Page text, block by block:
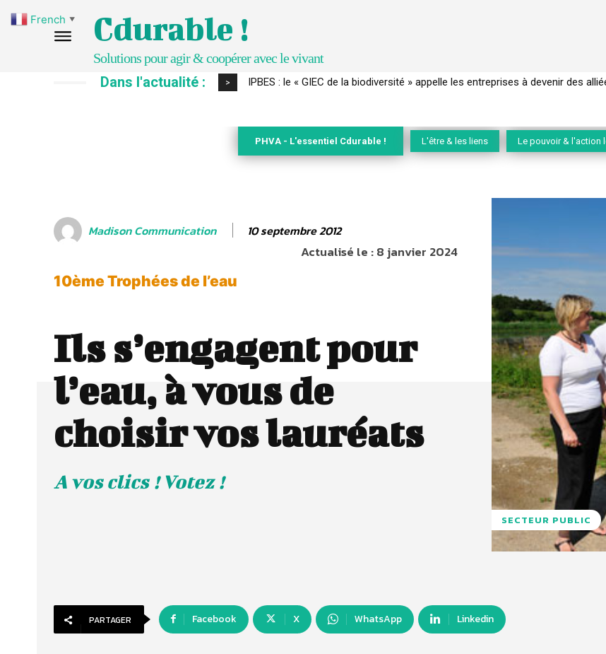
Cdurable !
Solutions pour agir & coopérer avec le vivant
Dans l'actualité : > IPBES : le « GIEC de la biodiversité » appelle les entreprises à devenir des alliées
Comment le sol français a perdu sa mémoire hydrique et déréglé tout le
PHVA - L'essentiel Cdurable ! L'être & les liens Le pouvoir & l'action
Madison Communication 10 septembre 2012
Actualisé le :8 janvier 2024
10ème Trophées de l’eau
Ils s’engagent pour
l’eau, à vous de
choisir vos lauréats
A vos clics ! Votez !
SECTEUR PUBLIC
PARTAGER Facebook X WhatsApp Linkedin
French ▼